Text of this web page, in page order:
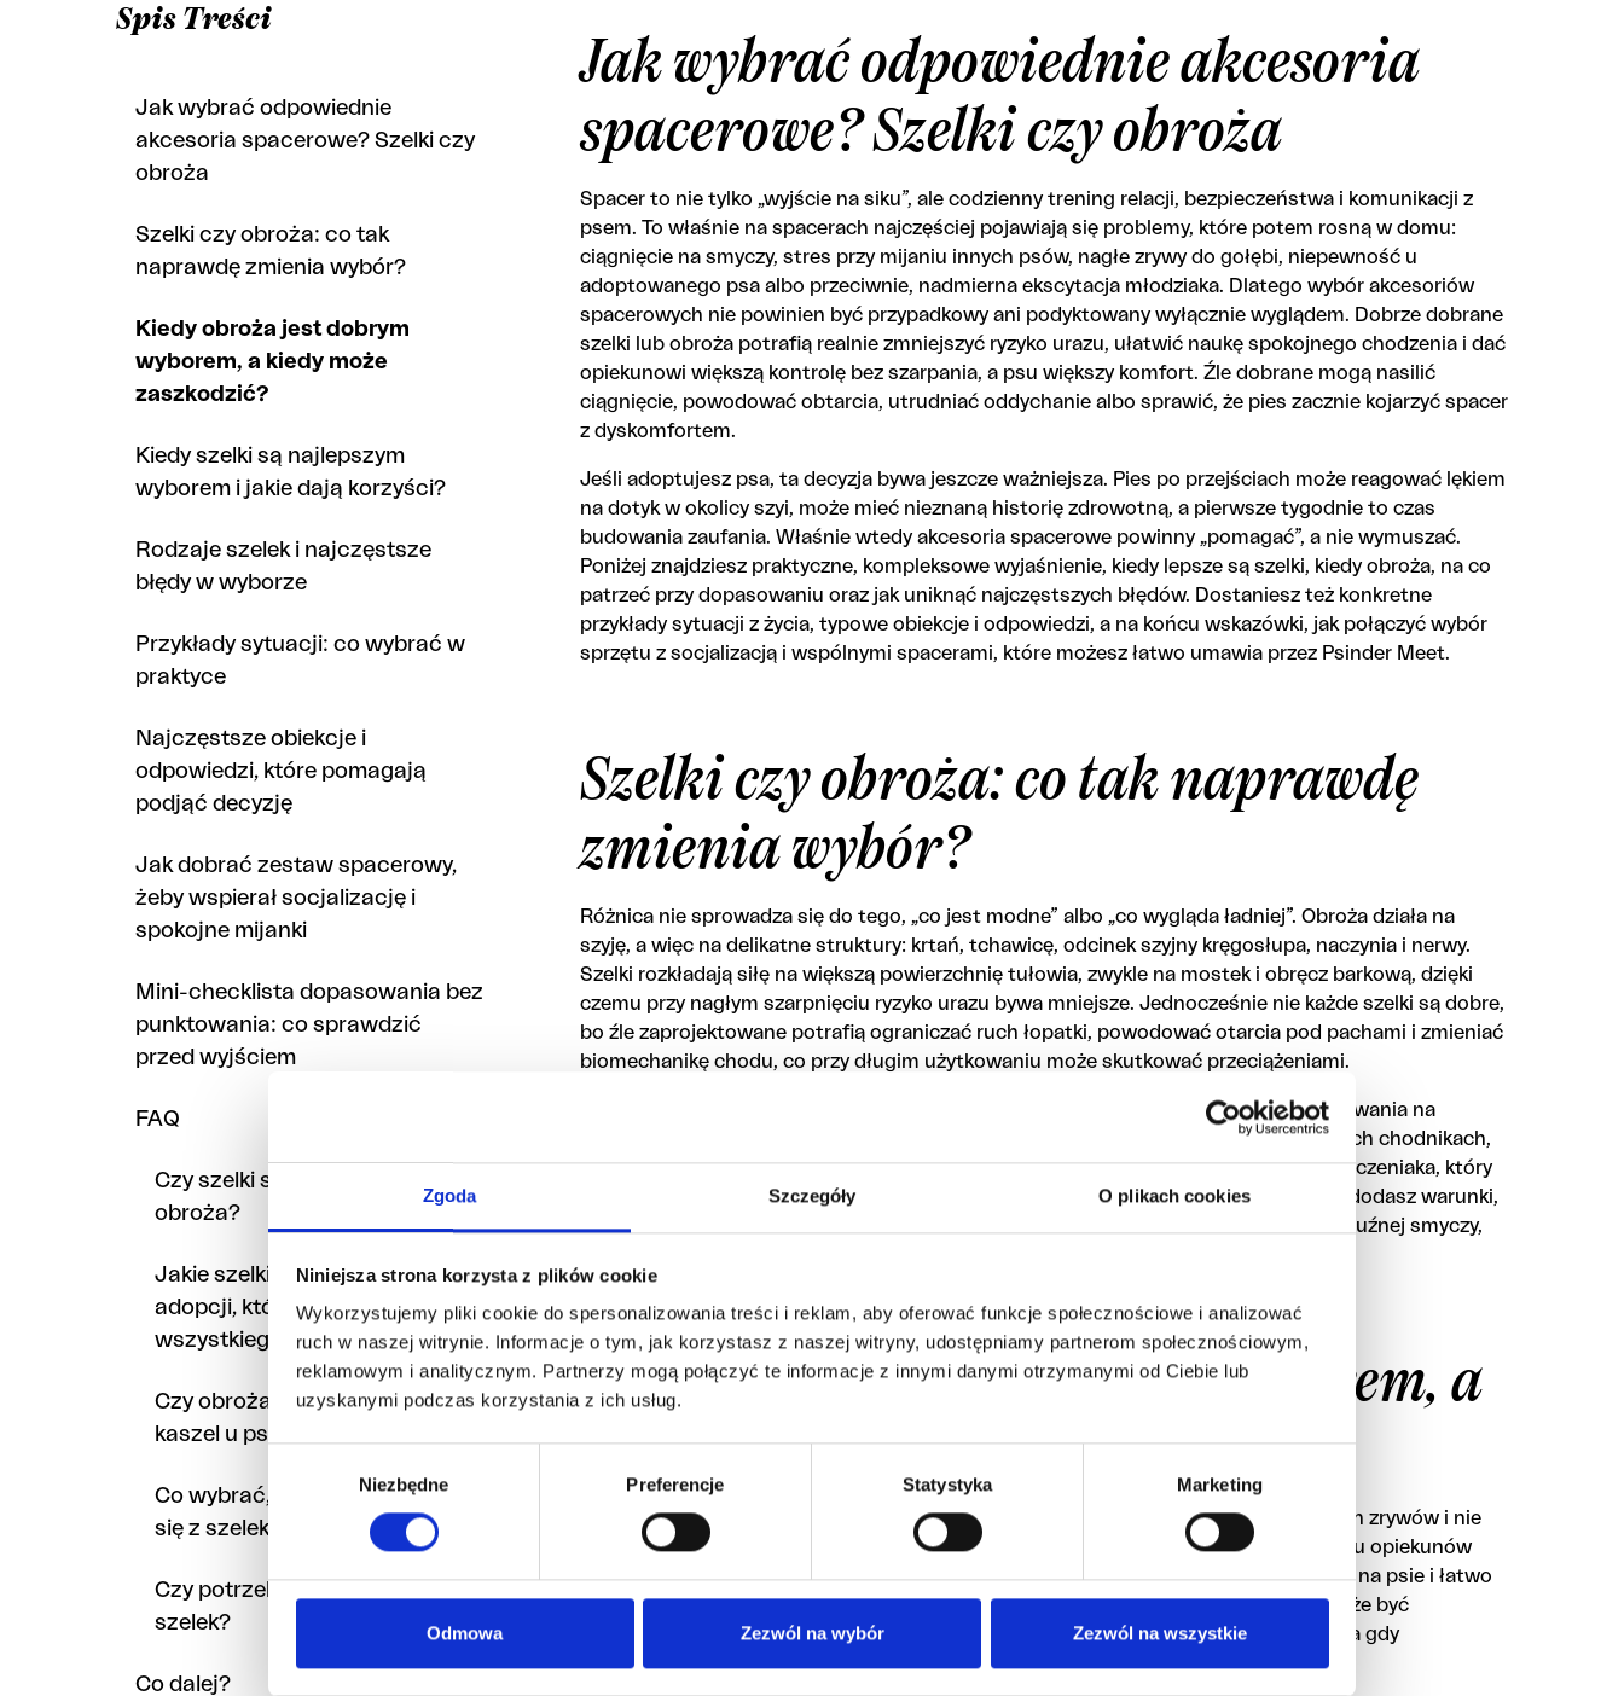
Zgoda Szczegóły O plikach cookies
Niniejsza strona korzysta z plików cookie
Wykorzystujemy pliki cookie do spersonalizowania treści i reklam, aby oferować funkcje społecznościowe i analizować
ruch w naszej witrynie. Informacje o tym, jak korzystasz z naszej witryny, udostępniamy partnerom społecznościowym,
reklamowym i analitycznym. Partnerzy mogą połączyć te informacje z innymi danymi otrzymanymi od Ciebie lub
uzyskanymi podczas korzystania z ich usług.
Niezbędne Preferencje Statystyka Marketing
Odmowa Zezwól na wybór Zezwól na wszystkie
Spis Treści
Jak wybrać odpowiednie
akcesoria spacerowe? Szelki czy
obroża
Szelki czy obroża: co tak
naprawdę zmienia wybór?
Kiedy obroża jest dobrym
wyborem, a kiedy może
zaszkodzić?
Kiedy szelki są najlepszym
wyborem i jakie dają korzyści?
Rodzaje szelek i najczęstsze
błędy w wyborze
Przykłady sytuacji: co wybrać w
praktyce
Najczęstsze obiekcje i
odpowiedzi, które pomagają
podjąć decyzję
Jak dobrać zestaw spacerowy,
żeby wspierał socjalizację i
spokojne mijanki
Mini-checklista dopasowania bez
punktowania: co sprawdzić
przed wyjściem
FAQ
Czy szelki są zawsze lepsze niż
obroża?
Jakie szelki wybrać dla psa z
adopcji, który boi się
wszystkiego?
Czy obroża może powodować
kaszel u psa?
Co wybrać, jeśli pies wyślizguje
się z szelek?
Czy potrzebuję i obroży, i
szelek?
Co dalej?
Jak wybrać odpowiednie akcesoria
spacerowe? Szelki czy obroża
Spacer to nie tylko „wyjście na siku”, ale codzienny trening relacji, bezpieczeństwa i komunikacji z
psem. To właśnie na spacerach najczęściej pojawiają się problemy, które potem rosną w domu:
ciągnięcie na smyczy, stres przy mijaniu innych psów, nagłe zrywy do gołębi, niepewność u
adoptowanego psa albo przeciwnie, nadmierna ekscytacja młodziaka. Dlatego wybór akcesoriów
spacerowych nie powinien być przypadkowy ani podyktowany wyłącznie wyglądem. Dobrze dobrane
szelki lub obroża potrafią realnie zmniejszyć ryzyko urazu, ułatwić naukę spokojnego chodzenia i dać
opiekunowi większą kontrolę bez szarpania, a psu większy komfort. Źle dobrane mogą nasilić
ciągnięcie, powodować obtarcia, utrudniać oddychanie albo sprawić, że pies zacznie kojarzyć spacer
z dyskomfortem.
Jeśli adoptujesz psa, ta decyzja bywa jeszcze ważniejsza. Pies po przejściach może reagować lękiem
na dotyk w okolicy szyi, może mieć nieznaną historię zdrowotną, a pierwsze tygodnie to czas
budowania zaufania. Właśnie wtedy akcesoria spacerowe powinny „pomagać”, a nie wymuszać.
Poniżej znajdziesz praktyczne, kompleksowe wyjaśnienie, kiedy lepsze są szelki, kiedy obroża, na co
patrzeć przy dopasowaniu oraz jak uniknąć najczęstszych błędów. Dostaniesz też konkretne
przykłady sytuacji z życia, typowe obiekcje i odpowiedzi, a na końcu wskazówki, jak połączyć wybór
sprzętu z socjalizacją i wspólnymi spacerami, które możesz łatwo umawia przez Psinder Meet.
Szelki czy obroża: co tak naprawdę
zmienia wybór?
Różnica nie sprowadza się do tego, „co jest modne” albo „co wygląda ładniej”. Obroża działa na
szyję, a więc na delikatne struktury: krtań, tchawicę, odcinek szyjny kręgosłupa, naczynia i nerwy.
Szelki rozkładają siłę na większą powierzchnię tułowia, zwykle na mostek i obręcz barkową, dzięki
czemu przy nagłym szarpnięciu ryzyko urazu bywa mniejsze. Jednocześnie nie każde szelki są dobre,
bo źle zaprojektowane potrafią ograniczać ruch łopatki, powodować otarcia pod pachami i zmieniać
biomechanikę chodu, co przy długim użytkowaniu może skutkować przeciążeniami.
W praktyce wybór powinien zależeć od trzech rzeczy: od budowy psa, od jego zachowania na
smyczy oraz od celu spaceru. Inny zestaw sprawdzi się u spokojnego psa na miejskich chodnikach,
inny u psa reaktywnego, który „odpala się” na widok innych psów, a jeszcze inny u szczeniaka, który
dopiero uczy się świata i ma tendencję do nagłych zwrotów i zrywów. Jeśli do tego dodasz warunki,
takie jak śliska zima, długie wycieczki w teren, spotkania z innymi psami czy trening luźnej smyczy,
Kiedy obroża jest dobrym wyborem, a
kiedy może zaszkodzić?
Obroża bywa świetna, jeśli pies chodzi na luźnej smyczy, nie ma tendencji do nagłych zrywów i nie
ma problemów zdrowotnych związanych z układem oddechowym czy szyją. Dla wielu opiekunów
obroża jest też praktyczna jako miejsce na adresówkę i identyfikator, bo jest zawsze na psie i łatwo
ją założyć. W przypadku psów stabilnych emocjonalnie, które nie ciągną, obroża może być
minimalistycznym, wygodnym rozwiązaniem na krótkie, spokojne spacery, zwłaszcza gdy
priorytetem jest szybkie wyjście i prosta obsługa.